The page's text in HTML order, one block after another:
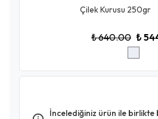
Çilek Kurusu 250gr
₺ 640.00 ₺
İncelediğiniz ürün ile birlikte